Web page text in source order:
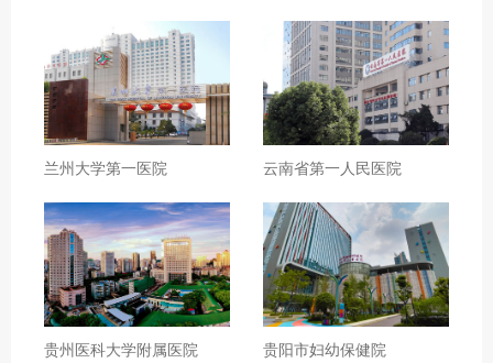
兰州大学第一医院 云南省第一人民医院
贵州医科大学附属医院 贵阳市妇幼保健院